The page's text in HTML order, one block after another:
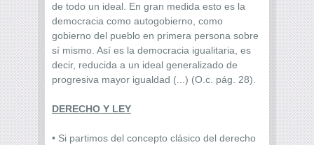
de todo un ideal. En gran medida esto es la
democracia como autogobierno, como
gobierno del pueblo en primera persona sobre
sí mismo. Así es la democracia igualitaria, es
decir, reducida a un ideal generalizado de
progresiva mayor igualdad (...) (O.c. pág. 28).
DERECHO Y LEY
• Si partimos del concepto clásico del derecho